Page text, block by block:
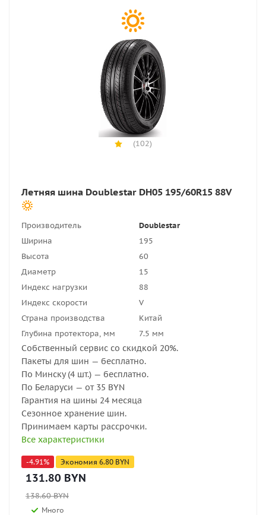
(102)
Летняя шина Doublestar DH05 195/60R15 88V
Производитель
Doublestar
Ширина
195
Высота
60
Диаметр
15
Индекс нагрузки
88
Индекс скорости
V
Страна производства
Китай
Глубина протектора, мм
7.5 мм
Собственный сервис со скидкой 20%.
Пакеты для шин — бесплатно.
По Минску (4 шт.) — бесплатно.
По Беларуси — от 35 BYN
Гарантия на шины 24 месяца
Сезонное хранение шин.
Принимаем карты рассрочки.
Все характеристики
-4.91% Экономия 6.80 BYN
131.80 BYN
138.60BYN
Много